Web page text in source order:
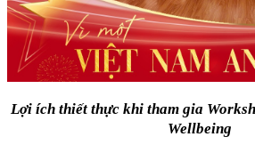
Lợi ích thiết thực khi tham gia
Wellbeing